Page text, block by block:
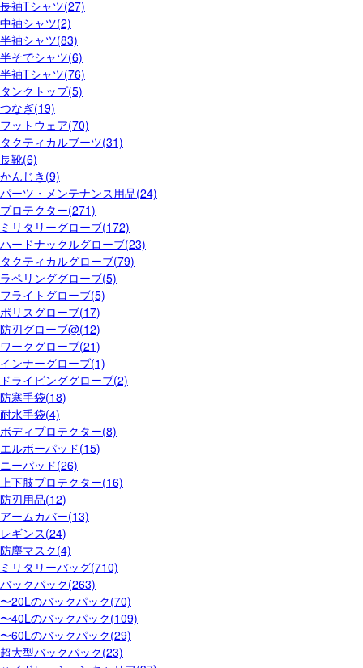
長袖Tシャツ(27)
中袖シャツ(2)
半袖シャツ(83)
半そでシャツ(6)
半袖Tシャツ(76)
タンクトップ(5)
つなぎ(19)
フットウェア(70)
タクティカルブーツ(31)
長靴(6)
かんじき(9)
パーツ・メンテナンス用品(24)
プロテクター(271)
ミリタリーグローブ(172)
ハードナックルグローブ(23)
タクティカルグローブ(79)
ラペリンググローブ(5)
フライトグローブ(5)
ポリスグローブ(17)
防刃グローブ@(12)
ワークグローブ(21)
インナーグローブ(1)
ドライビンググローブ(2)
防寒手袋(18)
耐水手袋(4)
ボディプロテクター(8)
エルボーパッド(15)
ニーパッド(26)
上下肢プロテクター(16)
防刃用品(12)
アームカバー(13)
レギンス(24)
防塵マスク(4)
ミリタリーバッグ(710)
バックパック(263)
〜20Lのバックパック(70)
〜40Lのバックパック(109)
〜60Lのバックパック(29)
超大型バックパック(23)